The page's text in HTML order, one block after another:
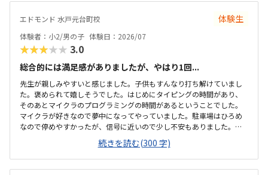
エドモンド 水戸元台町校 体験生
体験者：小2/男の子 体験日：2026/07
★★★★★ 3.0
総合的には満足感がありましたが、やはり1回...
先生が親しみやすいと感じました。子供もすんなり打ち解けていまし
た。褒められて嬉しそうでした。はじめにタイピングの時間があり、
そのあとマイクラのプログラミングの時間があるということでした。
マイクラが好きなので夢中になってやっていました。駐車場はひろめ
なので停めやすかったが、信号に近いので少し不安もありました。清
潔感がありました。冷房も効いていて過ごしやすいと感じました。机
や椅子も使いやすそうでした。月のうち2回で、自由に日程を決められ
るのは嬉しいと感じました。1回にかかる費用が安くはないので考えて
しまいます。マイクラが好きなので夢中になってやっていたので嬉し
続きを読む(300 字)